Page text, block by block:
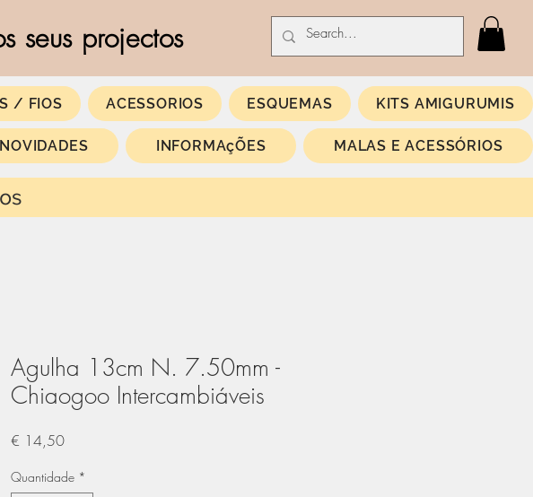
seus projectos
/ FIOS ACESSORIOS ESQUEMAS KITS AMIGURUMIS
NOVIDADES INFORMAçÕES MALAS E ACESSÓRIOS
Agulha 13cm N. 7.50mm -
Chiaogoo Intercambiáveis
€ 14,50Preço
Quantidade *